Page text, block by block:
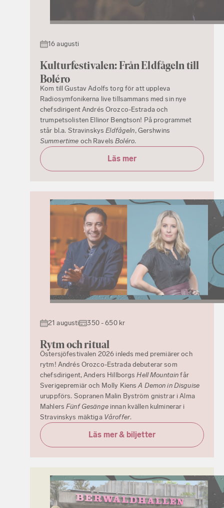
16 augusti
Kulturfestivalen: Från Eldfågeln till
Boléro
Kom till Gustav Adolfs torg för att uppleva
Radiosymfonikerna live tillsammans med sin nye
chefsdirigent Andrés Orozco-Estrada och
trumpetsolisten Ellinor Bengtson! På programmet
står bl.a. StravinskysEldfågeln, Gershwins
Summertime och RavelsBoléro.
Läs mer
21 augusti 350 - 650 kr
Rytm och ritual
Östersjöfestivalen 2026 inleds med premiärer och
rytm! Andrés Orozco-Estrada debuterar som
chefsdirigent, Anders HillborgsHell Mountainfår
Sverigepremiär och Molly KiensA Demon in Disguise
uruppförs. Sopranen Malin Byström gnistrar i Alma
MahlersFünf Gesänge innan kvällen kulminerar i
Stravinskys mäktiga Våroffer.
Läs mer & biljetter